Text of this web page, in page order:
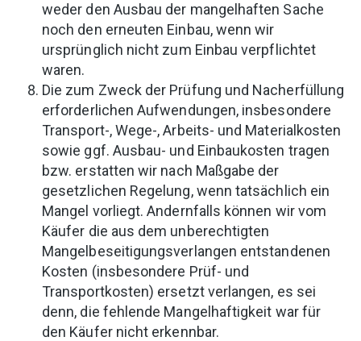
weder den Ausbau der mangelhaften Sache
noch den erneuten Einbau, wenn wir
ursprünglich nicht zum Einbau verpflichtet
waren.
Die zum Zweck der Prüfung und Nacherfüllung
erforderlichen Aufwendungen, insbesondere
Transport-, Wege-, Arbeits- und Materialkosten
sowie ggf. Ausbau- und Einbaukosten tragen
bzw. erstatten wir nach Maßgabe der
gesetzlichen Regelung, wenn tatsächlich ein
Mangel vorliegt. Andernfalls können wir vom
Käufer die aus dem unberechtigten
Mangelbeseitigungsverlangen entstandenen
Kosten (insbesondere Prüf- und
Transportkosten) ersetzt verlangen, es sei
denn, die fehlende Mangelhaftigkeit war für
den Käufer nicht erkennbar.